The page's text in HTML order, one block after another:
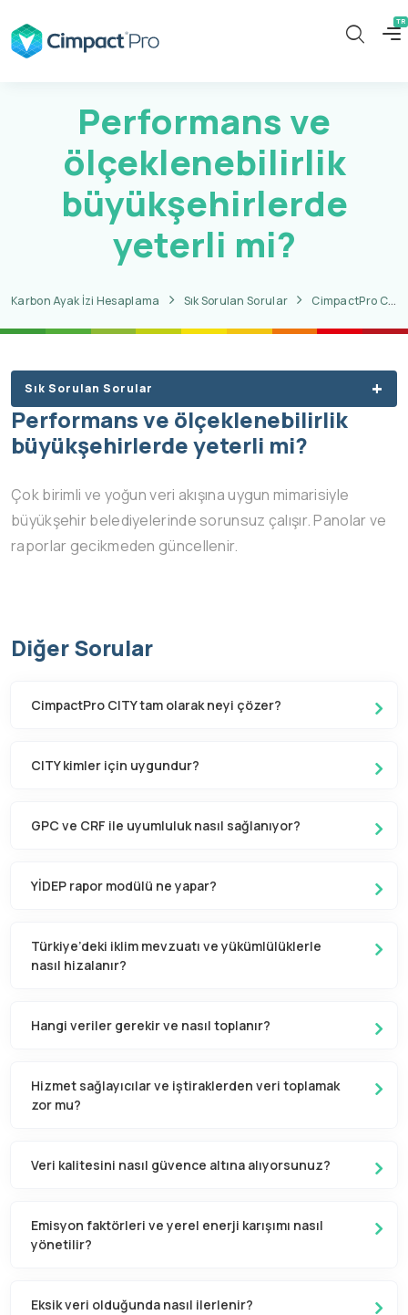
Performans ve
ölçeklenebilirlik
büyükşehirlerde
yeterli mi?
Karbon Ayak İzi Hesaplama Sık Sorulan Sorular CimpactPro CITY Soruları
Sık Sorulan Sorular
Performans ve ölçeklenebilirlik
büyükşehirlerde yeterli mi?
Çok birimli ve yoğun veri akışına uygun mimarisiyle
büyükşehir belediyelerinde sorunsuz çalışır. Panolar ve
raporlar gecikmeden güncellenir.
Diğer Sorular
CimpactPro CITY tam olarak neyi çözer?
CITY kimler için uygundur?
GPC ve CRF ile uyumluluk nasıl sağlanıyor?
YİDEP rapor modülü ne yapar?
Türkiye’deki iklim mevzuatı ve yükümlülüklerle
nasıl hizalanır?
Hangi veriler gerekir ve nasıl toplanır?
Hizmet sağlayıcılar ve iştiraklerden veri toplamak
zor mu?
Veri kalitesini nasıl güvence altına alıyorsunuz?
Emisyon faktörleri ve yerel enerji karışımı nasıl
yönetilir?
Eksik veri olduğunda nasıl ilerlenir?